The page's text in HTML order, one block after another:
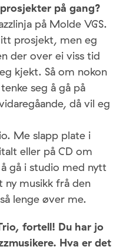
på gang?
på Molde VGS.
prosjekt, men eg
der over ei viss tid
kjekt. Så om nokon
seg å gå på
då vil eg
Me slapp plate i
eller på CD om
gå i studio med nytt
ny musikk frå den
lenge øver me.
fortell! Du har jo
Hva er det